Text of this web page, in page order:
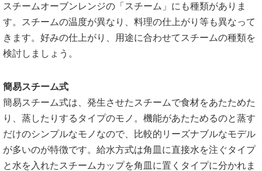
スチームオーブンレンジの「スチーム」にも種類がありま
す。スチームの温度が異なり、料理の仕上がり等も異なって
きます。好みの仕上がり、用途に合わせてスチームの種類を
検討しましょう。
簡易スチーム式
簡易スチーム式は、発生させたスチームで食材をあたためた
り、蒸したりするタイプのモノ。機能があたためるのと蒸す
だけのシンプルなモノなので、比較的リーズナブルなモデル
が多いのが特徴です。給水方式は角皿に直接水を注ぐタイプ
と水を入れたスチームカップを角皿に置くタイプに分かれま